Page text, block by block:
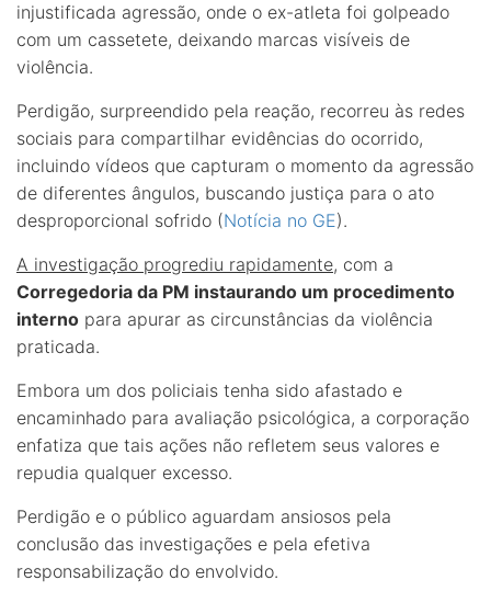
injustificada agressão, onde o ex-atleta foi golpeado
com um cassetete, deixando marcas visíveis de
violência.
Perdigão, surpreendido pela reação, recorreu às redes
sociais para compartilhar evidências do ocorrido,
incluindo vídeos que capturam o momento da agressão
de diferentes ângulos, buscando justiça para o ato
desproporcional sofrido (Notícia no GE).
A investigação progrediu rapidamente, com a
Corregedoria da PM instaurando um procedimento
interno para apurar as circunstâncias da violência
praticada.
Embora um dos policiais tenha sido afastado e
encaminhado para avaliação psicológica, a corporação
enfatiza que tais ações não refletem seus valores e
repudia qualquer excesso.
Perdigão e o público aguardam ansiosos pela
conclusão das investigações e pela efetiva
responsabilização do envolvido.